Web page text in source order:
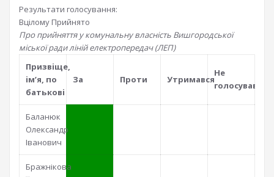
Результати голосування:
Вцілому Прийнято
Про прийняття у комунальну власність Вишгородської
міської ради ліній електропередач (ЛЕП)
Призвiще,
iм’я, по
батьковi
За Проти Утримався
Не
голосував
Баланюк
Олександр
Іванович
Бражнікова